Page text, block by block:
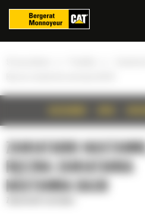
ZAMIATARKI
RĘCZNA ZAMIATARKA
NASTAWNA BA30
Panel zarządzania plikami cookies